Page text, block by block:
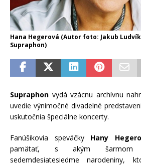
Hana Hegerová (Autor foto: Jakub
Supraphon)
Supraphon vydá vzácnu archívnu
uvedie výnimočné divadelné
uskutočnia špeciálne koncerty.
Fanúšikovia speváčky Hany
pamätať, s akým šarmom
sedemdesiatesiedme narodeniny,